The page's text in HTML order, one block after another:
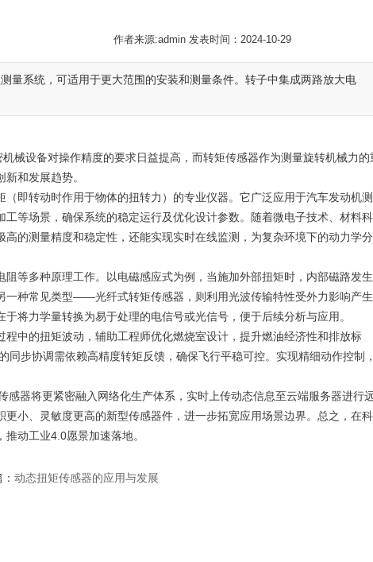
作者来源:admin 发表时间：2024-10-29
量系统，可适用于更大范围的安装和测量条件。转子中集成两路放大电
设备对操作精度的要求日益提高，而转矩传感器作为测量旋转机械力的
和发展趋势。
即转动时作用于物体的扭转力）的专业仪器。它广泛应用于汽车发动机测
等场景，确保系统的稳定运行及优化设计参数。随着微电子技术、材料科
的测量精度和稳定性，还能实现实时在线监测，为复杂环境下的动力学分
多种原理工作。以电磁感应式为例，当施加外部扭矩时，内部磁路发生
一种常见类型——光纤式转矩传感器，则利用光波传输特性受外力影响产生
将力学量转换为易于处理的电信号或光信号，便于后续分析与应用。
的扭矩波动，辅助工程师优化燃烧室设计，提升燃油经济性和排放标
步协调需依赖高精度转矩反馈，确保飞行平稳可控。实现精细动作控制，
器将更紧密融入网络化生产体系，实时上传动态信息至云端服务器进行
小、灵敏度更高的新型传感器件，进一步拓宽应用场景边界。总之，在科
动工业4.0愿景加速落地。
动态扭矩传感器的应用与发展